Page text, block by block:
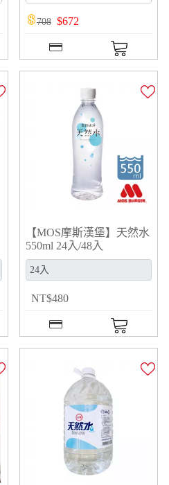
708 $672
【MOS摩斯漢堡】天然水
550ml 24入/48入
NT$480